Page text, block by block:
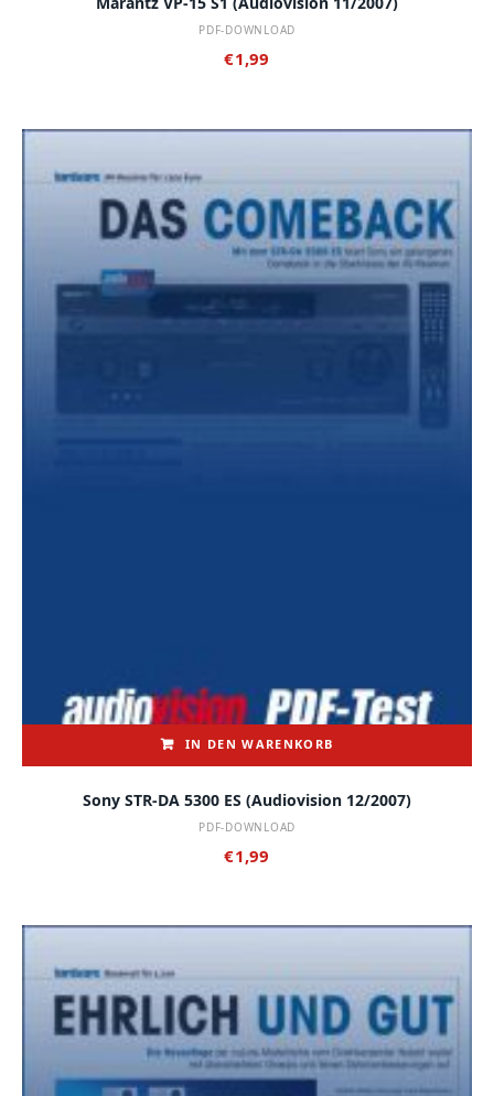
PDF-DOWNLOAD
€1,99
IN DEN WARENKORB
Sony STR-DA 5300 ES (audiovision 12/2007)
PDF-DOWNLOAD
€1,99